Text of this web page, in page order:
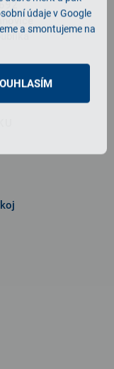
údaje v Google
a smontujeme na